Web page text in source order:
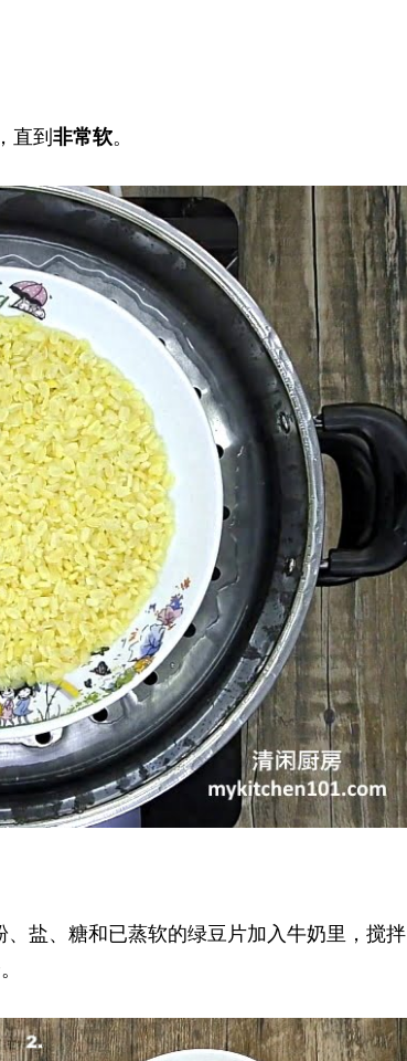
，直到非常软。
盐、糖和已蒸软的绿豆片加入牛奶里，搅拌